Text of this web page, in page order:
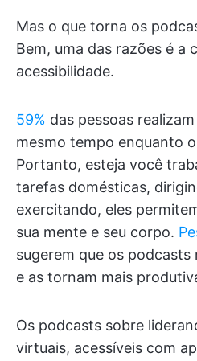
Mas o que torna os
Bem, uma das razões é a
acessibilidade.
59% das pessoas
mesmo tempo enquanto
Portanto, esteja você
tarefas domésticas,
exercitando, eles
sua mente e seu corpo.
sugerem que os podcasts
e as tornam mais
Os podcasts sobre
virtuais, acessíveis com